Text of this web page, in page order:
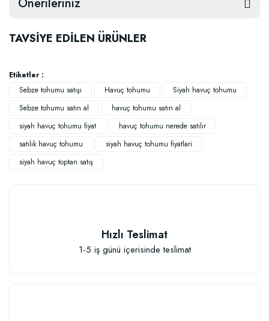
TAVSİYE EDİLEN ÜRÜNLER
Etiketler :
Sebze tohumu satışı
Havuç tohumu
Siyah havuç tohumu
Sebze tohumu satın al
havuç tohumu satın al
siyah havuç tohumu fiyat
havuç tohumu nerede satılır
satılık havuç tohumu
siyah havuç tohumu fiyatlari
siyah havuç toptan satış
Hızlı Teslimat
1-5 iş günü içerisinde teslimat